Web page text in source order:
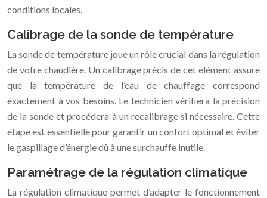
conditions locales.
Calibrage de la sonde de température
La sonde de température joue un rôle crucial dans la régulation
de votre chaudière. Un calibrage précis de cet élément assure
que la température de l’eau de chauffage correspond
exactement à vos besoins. Le technicien vérifiera la précision
de la sonde et procédera à un recalibrage si nécessaire. Cette
étape est essentielle pour garantir un confort optimal et éviter
le gaspillage d’énergie dû à une surchauffe inutile.
Paramétrage de la régulation climatique
La régulation climatique permet d’adapter le fonctionnement